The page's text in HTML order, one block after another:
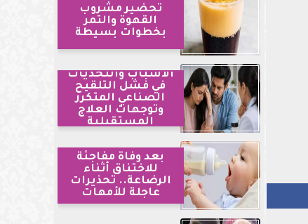
تحضير مشروب
القهوة والتمر
بخطوات بسيطة
الأسباب والتحديات
في فشل التلقيح
الصناعي المتكرر
وتوجهات العلاج
المستقبلية
بعد وفاة مفاجئة
للاختناق أثناء
الرضاعة.. تحذيرات
عاجلة للأمهات